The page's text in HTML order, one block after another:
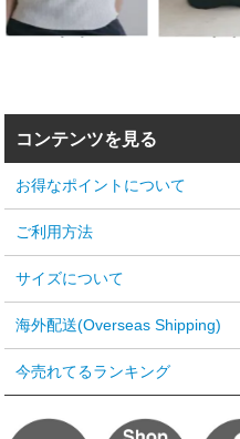
コンテンツを見る
お得なポイントについて
ご利用方法
サイズについて
海外配送(Overseas Shipping)
今売れてるランキング